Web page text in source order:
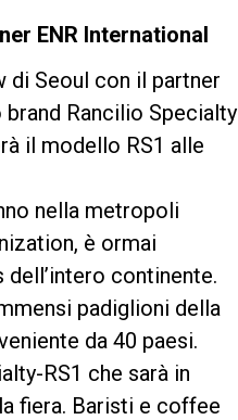
ENR International
di Seoul con il partner
Rancilio Specialty
il modello RS1 alle
nella metropoli
è ormai
continente.
padiglioni della
da 40 paesi.
RS1 che sarà in
fiera. Baristi e coffee